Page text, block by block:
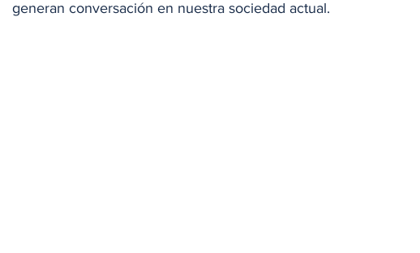
generan conversación en nuestra sociedad actual.